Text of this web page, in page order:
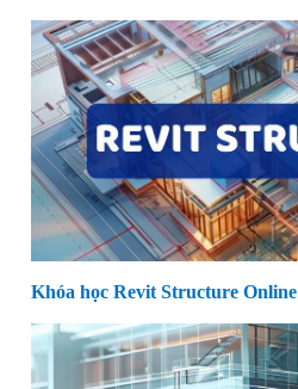
Khóa học Revit Structure Online